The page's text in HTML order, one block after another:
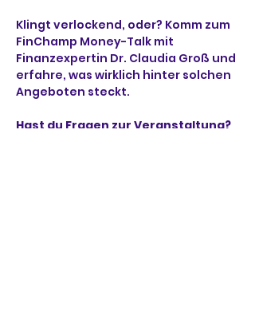
Klingt verlockend, oder? Komm zum
FinChamp Money-Talk mit
Finanzexpertin Dr. Claudia Groß und
erfahre, was wirklich hinter solchen
Angeboten steckt.
Hast du Fragen zur Veranstaltung?